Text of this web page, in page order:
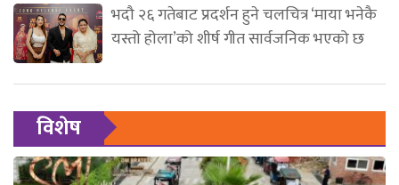
भदौ २६ गतेबाट प्रदर्शन हुने चलचित्र ‘माया भनेकै
यस्तो होला’को शीर्ष गीत सार्वजनिक भएको छ
विशेष